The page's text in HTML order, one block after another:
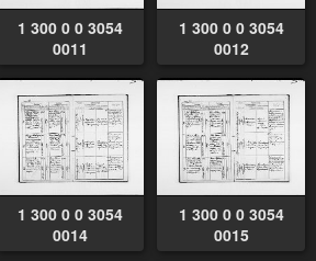
1 300 0 0 3054
0011
1 300 0 0 3054
0012
1 300 0 0 3054
0014
1 300 0 0 3054
0015